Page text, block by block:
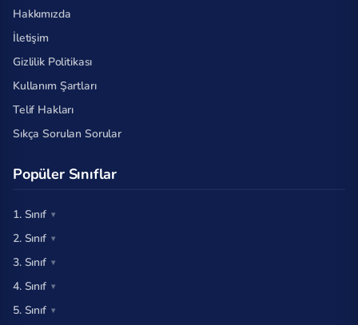
Hakkımızda
İletişim
Gizlilik Politikası
Kullanım Şartları
Telif Hakları
Sıkça Sorulan Sorular
Popüler Sınıflar
1. Sınıf
2. Sınıf
3. Sınıf
4. Sınıf
5. Sınıf